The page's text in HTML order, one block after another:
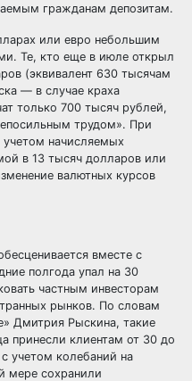
гражданам депозитам.
или евро небольшим
Те, кто еще в июле открыл
(эквивалент 630 тысячам
— в случае краха
только 700 тысяч рублей,
трудом». При
учетом начисляемых
в 13 тысяч долларов или
валютных курсов
вместе с
полгода упал на 30
частным инвесторам
рынков. По словам
Дмитрия Рыскина, такие
принесли клиентам от 30 до
учетом колебаний на
мере сохранили